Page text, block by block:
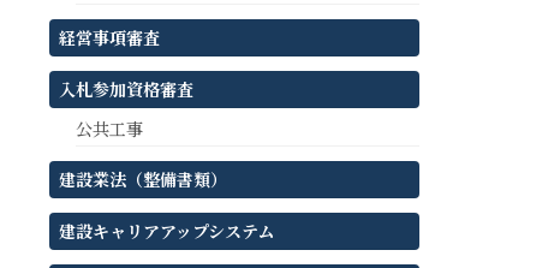
経営事項審査
入札参加資格審査
公共工事
建設業法（整備書類）
建設キャリアアップシステム